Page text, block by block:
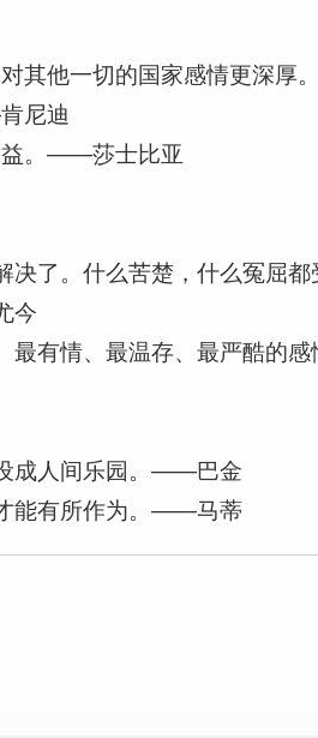
其他一切的国家感情更深
尼迪
益。——莎士比亚
决了。什么苦楚，什么冤屈
今
有情、最温存、最严酷的感
成人间乐园。——巴金
能有所作为。——马蒂